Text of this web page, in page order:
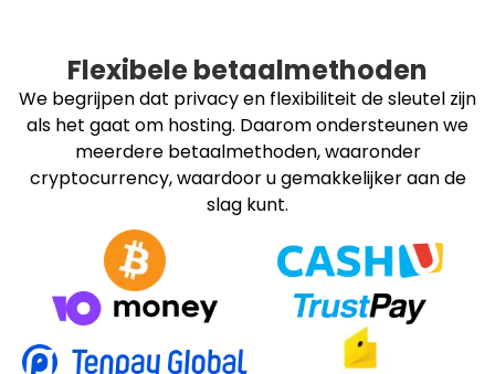
Flexibele betaalmethoden
We begrijpen dat privacy en flexibiliteit de sleutel zijn
als het gaat om hosting. Daarom ondersteunen we
meerdere betaalmethoden, waaronder
cryptocurrency, waardoor u gemakkelijker aan de
slag kunt.